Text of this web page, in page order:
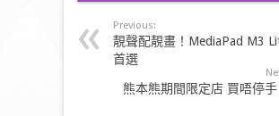
Previous:
靚聲配靚畫！MediaPad M3
首選
熊本熊期間限定店 買唔停手